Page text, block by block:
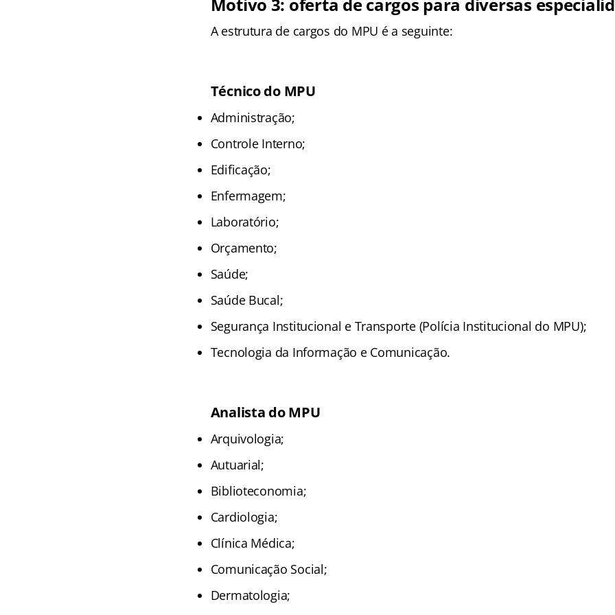
Motivo 3: oferta de cargos para diversas
A estrutura de cargos do MPU é a seguinte:
Técnico do MPU
Administração;
Controle Interno;
Edificação;
Enfermagem;
Laboratório;
Orçamento;
Saúde;
Saúde Bucal;
Segurança Institucional e Transporte (Polícia Institucional do MPU);
Tecnologia da Informação e Comunicação.
Analista do MPU
Arquivologia;
Autuarial;
Biblioteconomia;
Cardiologia;
Clínica Médica;
Comunicação Social;
Dermatologia;